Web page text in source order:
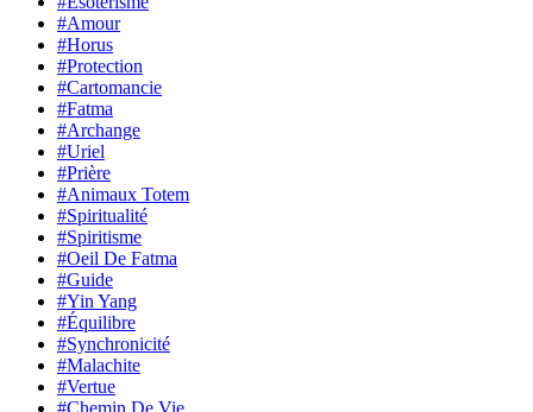
#Amour
#Horus
#Protection
#Cartomancie
#Fatma
#Archange
#Uriel
#Prière
#Animaux Totem
#Spiritualité
#Spiritisme
#Oeil De Fatma
#Guide
#Yin Yang
#Équilibre
#Synchronicité
#Malachite
#Vertue
#Chemin De Vie